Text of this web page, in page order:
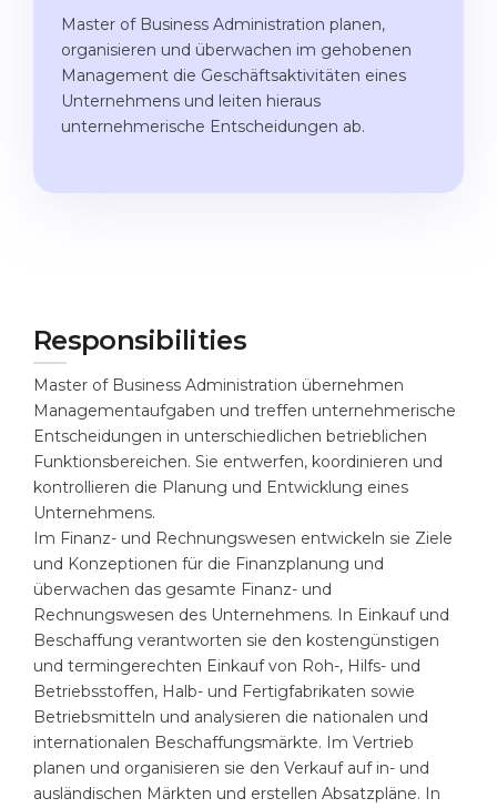
Language Visa
STUDIENKOLLEG
Studienkollegs
Mathematics
Portfolio
GEOGRAPHY
States
Cities
PROFESSIONS
Professions
Fields of Study
Sample Vacancies
CAREER GUIDANCE
Holland Test
Bachelor’s
Master’s
Second Degree
IB Diploma
1st Year
2nd–3rd Year
Bachelor’s Degree
Master’s Degree
WE APPLY FOR...
Medicine
Engineering
Physics
Management
Other Field
WE APPLY FROM...
Master of Business Administration planen,
organisieren und überwachen im gehobenen
Management die Geschäftsaktivitäten eines
Unternehmens und leiten hieraus
unternehmerische Entscheidungen ab.
Responsibilities
Master of Business Administration übernehmen
Managementaufgaben und treffen unternehmerische
Entscheidungen in unterschiedlichen betrieblichen
Funktionsbereichen. Sie entwerfen, koordinieren und
kontrollieren die Planung und Entwicklung eines
Unternehmens.
Im Finanz- und Rechnungswesen entwickeln sie Ziele
und Konzeptionen für die Finanzplanung und
überwachen das gesamte Finanz- und
Rechnungswesen des Unternehmens. In Einkauf und
Beschaffung verantworten sie den kostengünstigen
und termingerechten Einkauf von Roh-, Hilfs- und
Betriebsstoffen, Halb- und Fertigfabrikaten sowie
Betriebsmitteln und analysieren die nationalen und
internationalen Beschaffungsmärkte. Im Vertrieb
planen und organisieren sie den Verkauf auf in- und
ausländischen Märkten und erstellen Absatzpläne. In